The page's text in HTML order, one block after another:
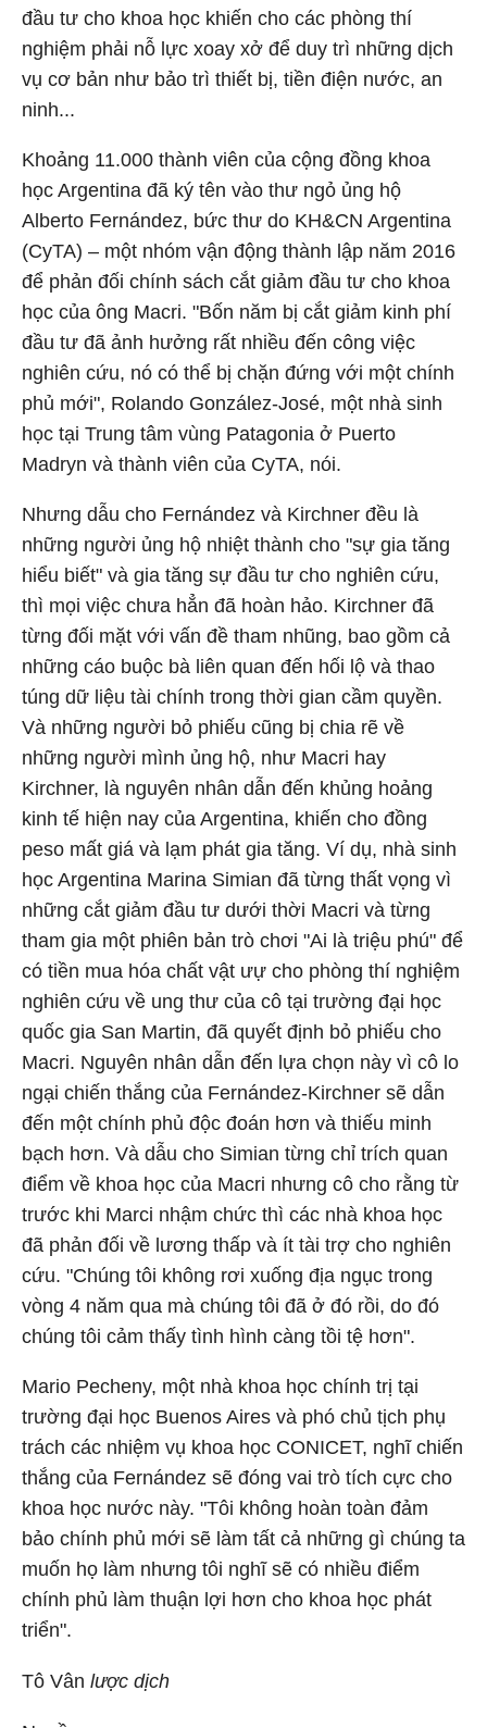
đầu tư cho khoa học khiến cho các phòng thí
nghiệm phải nỗ lực xoay xở để duy trì những dịch
vụ cơ bản như bảo trì thiết bị, tiền điện nước, an
ninh...
Khoảng 11.000 thành viên của cộng đồng khoa
học Argentina đã ký tên vào thư ngỏ ủng hộ
Alberto Fernández, bức thư do KH&CN Argentina
(CyTA) – một nhóm vận động thành lập năm 2016
để phản đối chính sách cắt giảm đầu tư cho khoa
học của ông Macri. "Bốn năm bị cắt giảm kinh phí
đầu tư đã ảnh hưởng rất nhiều đến công việc
nghiên cứu, nó có thể bị chặn đứng với một chính
phủ mới", Rolando González-José, một nhà sinh
học tại Trung tâm vùng Patagonia ở Puerto
Madryn và thành viên của CyTA, nói.
Nhưng dẫu cho Fernández và Kirchner đều là
những người ủng hộ nhiệt thành cho "sự gia tăng
hiểu biết" và gia tăng sự đầu tư cho nghiên cứu,
thì mọi việc chưa hẳn đã hoàn hảo. Kirchner đã
từng đối mặt với vấn đề tham nhũng, bao gồm cả
những cáo buộc bà liên quan đến hối lộ và thao
túng dữ liệu tài chính trong thời gian cầm quyền.
Và những người bỏ phiếu cũng bị chia rẽ về
những người mình ủng hộ, như Macri hay
Kirchner, là nguyên nhân dẫn đến khủng hoảng
kinh tế hiện nay của Argentina, khiến cho đồng
peso mất giá và lạm phát gia tăng. Ví dụ, nhà sinh
học Argentina Marina Simian đã từng thất vọng vì
những cắt giảm đầu tư dưới thời Macri và từng
tham gia một phiên bản trò chơi "Ai là triệu phú" để
có tiền mua hóa chất vật ưự cho phòng thí nghiệm
nghiên cứu về ung thư của cô tại trường đại học
quốc gia San Martin, đã quyết định bỏ phiếu cho
Macri. Nguyên nhân dẫn đến lựa chọn này vì cô lo
ngại chiến thắng của Fernández-Kirchner sẽ dẫn
đến một chính phủ độc đoán hơn và thiếu minh
bạch hơn. Và dẫu cho Simian từng chỉ trích quan
điểm về khoa học của Macri nhưng cô cho rằng từ
trước khi Marci nhậm chức thì các nhà khoa học
đã phản đối về lương thấp và ít tài trợ cho nghiên
cứu. "Chúng tôi không rơi xuống địa ngục trong
vòng 4 năm qua mà chúng tôi đã ở đó rồi, do đó
chúng tôi cảm thấy tình hình càng tồi tệ hơn".
Mario Pecheny, một nhà khoa học chính trị tại
trường đại học Buenos Aires và phó chủ tịch phụ
trách các nhiệm vụ khoa học CONICET, nghĩ chiến
thắng của Fernández sẽ đóng vai trò tích cực cho
khoa học nước này. "Tôi không hoàn toàn đảm
bảo chính phủ mới sẽ làm tất cả những gì chúng ta
muốn họ làm nhưng tôi nghĩ sẽ có nhiều điểm
chính phủ làm thuận lợi hơn cho khoa học phát
triển".
Tô Vân lược dịch